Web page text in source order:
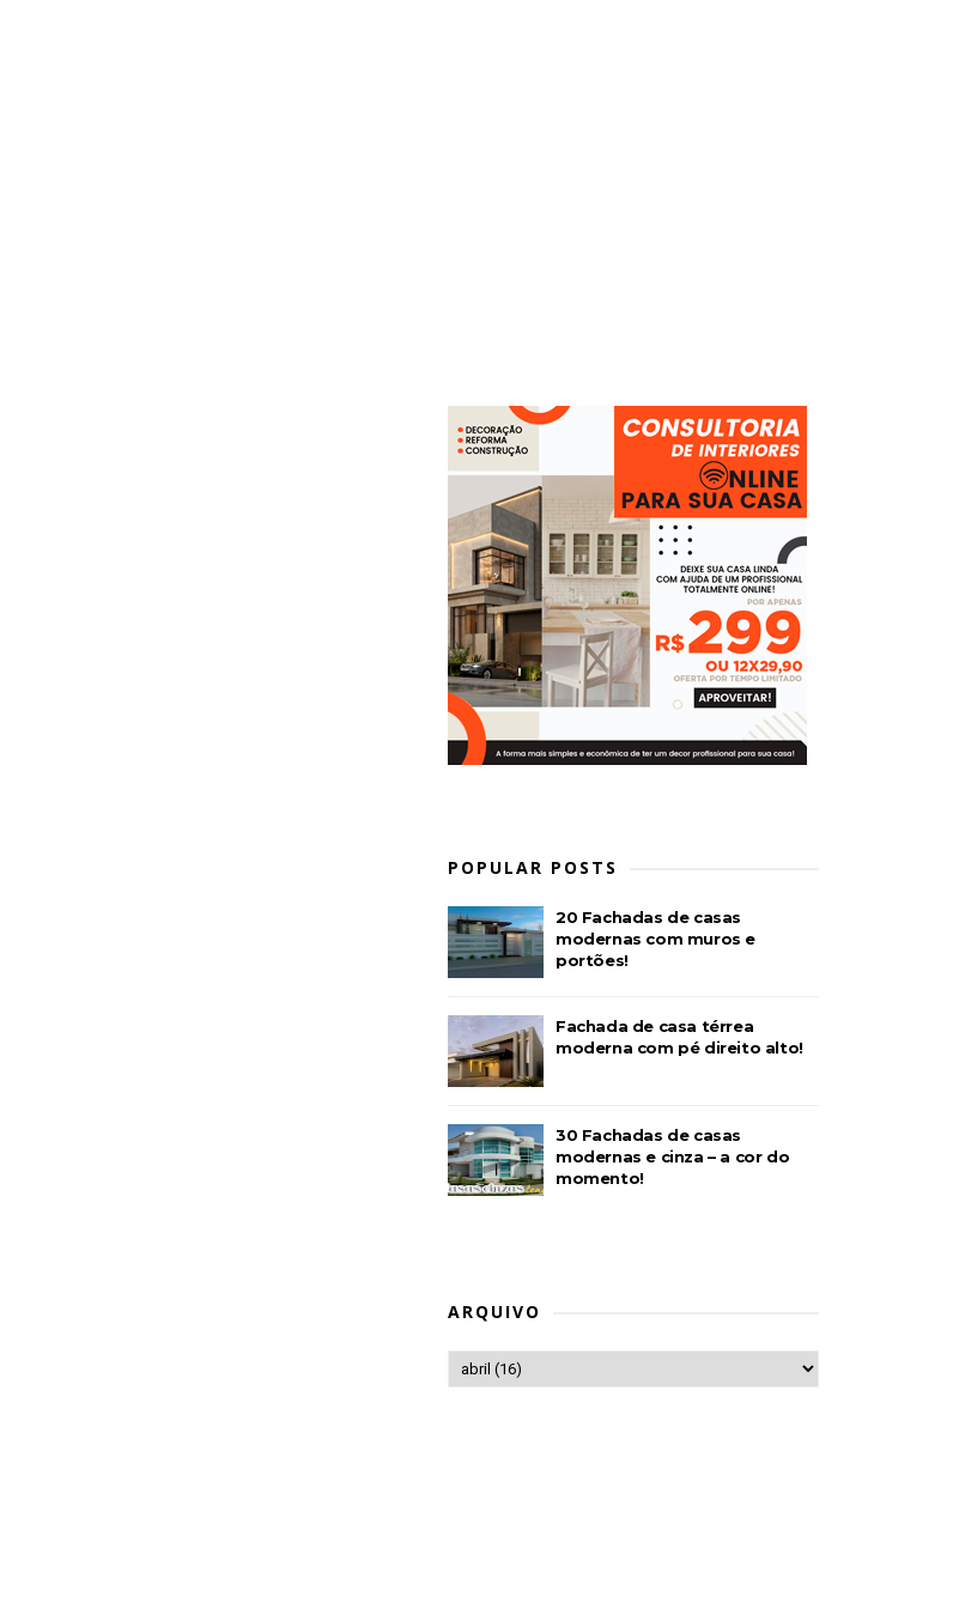
POPULAR POSTS
20 Fachadas de casas
modernas com muros e
portões!
Fachada de casa térrea
moderna com pé direito alto!
30 Fachadas de casas
modernas e cinza – a cor do
momento!
ARQUIVO